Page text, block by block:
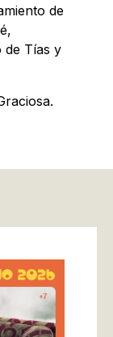
de
de Tías y